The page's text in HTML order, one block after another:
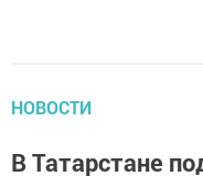
НОВОСТИ
В Татарстане